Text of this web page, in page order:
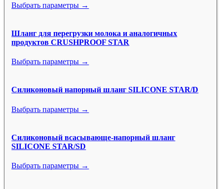
Выбрать параметры →
Шланг для перегрузки молока и аналогичных
продуктов CRUSHPROOF STAR
Выбрать параметры →
Силиконовый напорный шланг SILICONE STAR/D
Выбрать параметры →
Силиконовый всасывающе-напорный шланг
SILICONE STAR/SD
Выбрать параметры →